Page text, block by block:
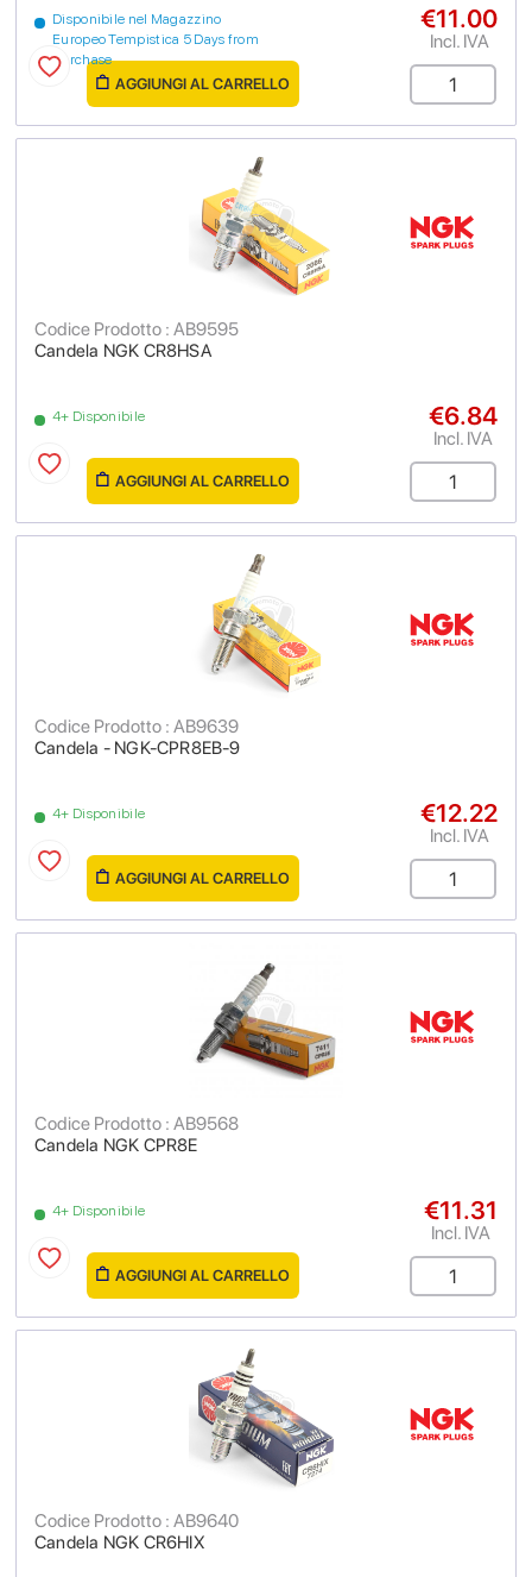
Disponibile nel Magazzino
Europeo Tempistica 5 Days from
purchase
€11.00
Incl. IVA
AGGIUNGI AL CARRELLO
Candela NGK CR8HSA
Codice Prodotto : AB9595
4+ Disponibile €6.84
Incl. IVA
AGGIUNGI AL CARRELLO
Candela - NGK-CPR8EB-9
Codice Prodotto : AB9639
4+ Disponibile €12.22
Incl. IVA
AGGIUNGI AL CARRELLO
Candela NGK CPR8E
Codice Prodotto : AB9568
4+ Disponibile €11.31
Incl. IVA
AGGIUNGI AL CARRELLO
Candela NGK CR6HIX
Codice Prodotto : AB9640